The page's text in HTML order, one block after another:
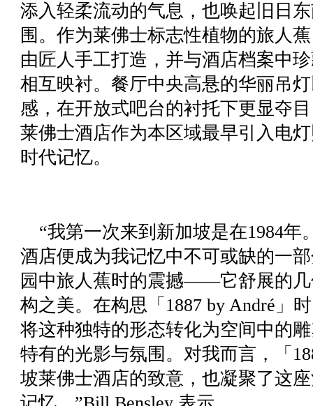
添入轻柔流动的气息，也唤起旧日
围。作为莱佛士标志性植物的旅人
由匠人手工打造，并与酒店档案中
相互映衬。餐厅中央高悬的华丽吊
感，在开放式吧台的衬托下更显夺
莱佛士酒店作为本区域最早引入电
时代记忆。
“我第一次来到新加坡是在1984
酒店便成为我记忆中不可或缺的一
园中旅人蕉时的震撼——它舒展的
构之美。在构思「1887 by André」
将这种独特的形态转化为空间中的
特有的光影与氛围。对我而言，「
坡莱佛士酒店的致意，也凝聚了这